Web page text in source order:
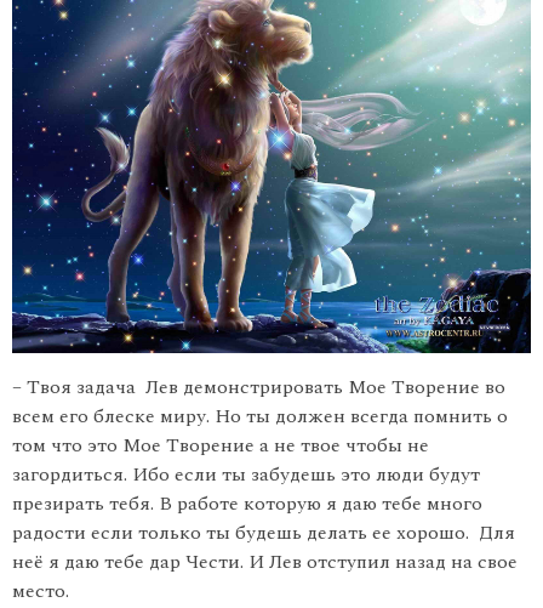
– Твоя задача Лев демонстрировать Мое Творение во
всем его блеске миру. Но ты должен всегда помнить о
том что это Мое Творение а не твое чтобы не
загордиться. Ибо если ты забудешь это люди будут
презирать тебя. В работе которую я даю тебе много
радости если только ты будешь делать ее хорошо. Для
неё я даю тебе дар Чести. И Лев отступил назад на свое
место.